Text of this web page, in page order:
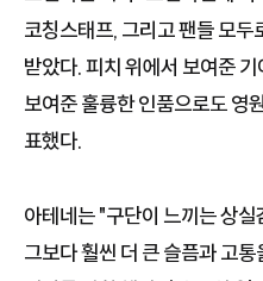
코칭스태프, 그리고 팬들 모두
받았다. 피치 위에서 보여준
보여준 훌륭한 인품으로도 영
표했다.
아테네는 "구단이 느끼는 상실
그보다 훨씬 더 큰 슬픔과 고